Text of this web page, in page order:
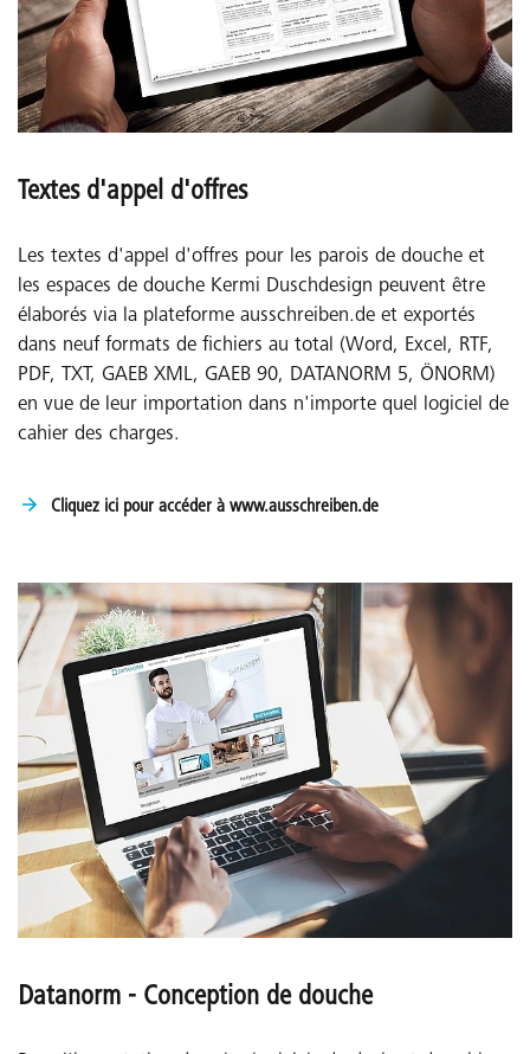
Textes d'appel d'offres
Les textes d'appel d'offres pour les parois de douche et
les espaces de douche Kermi Duschdesign peuvent être
élaborés via la plateforme ausschreiben.de et exportés
dans neuf formats de fichiers au total (Word, Excel, RTF,
PDF, TXT, GAEB XML, GAEB 90, DATANORM 5, ÖNORM)
en vue de leur importation dans n'importe quel logiciel de
cahier des charges.
Cliquez ici pour accéder à www.ausschreiben.de
Datanorm - Conception de douche